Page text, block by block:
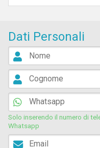
Dati Personali
Solo inserendo il numero di
Whatsapp